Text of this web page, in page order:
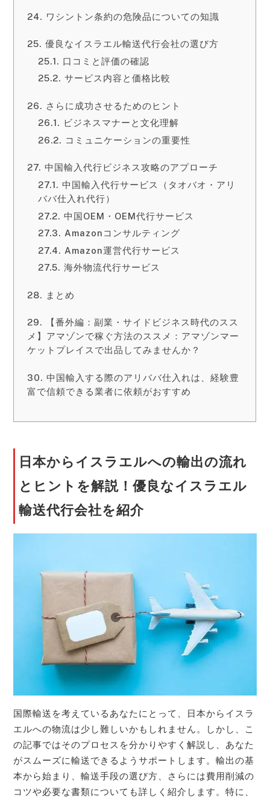
ワシントン条約の危険品についての知識
優良なイスラエル輸送代行会社の選び方
口コミと評価の確認
サービス内容と価格比較
さらに成功させるためのヒント
ビジネスマナーと文化理解
コミュニケーションの重要性
中国輸入代行ビジネス攻略のアプローチ
中国輸入代行サービス（タオバオ・アリ
ババ仕入れ代行）
中国OEM・OEM代行サービス
Amazonコンサルティング
Amazon運営代行サービス
海外物流代行サービス
まとめ
【番外編：副業・サイドビジネス時代のスス
メ】アマゾンで稼ぐ方法のススメ：アマゾンマー
ケットプレイスで出品してみませんか？
中国輸入する際のアリババ仕入れは、経験豊
富で信頼できる業者に依頼がおすすめ
日本からイスラエルへの輸出の流れ
とヒントを解説！優良なイスラエル
輸送代行会社を紹介
国際輸送を考えているあなたにとって、日本からイスラ
エルへの物流は少し難しいかもしれません。しかし、こ
の記事ではそのプロセスを分かりやすく解説し、あなた
がスムーズに輸送できるようサポートします。輸出の基
本から始まり、輸送手段の選び方、さらには費用削減の
コツや必要な書類についても詳しく紹介します。特に、